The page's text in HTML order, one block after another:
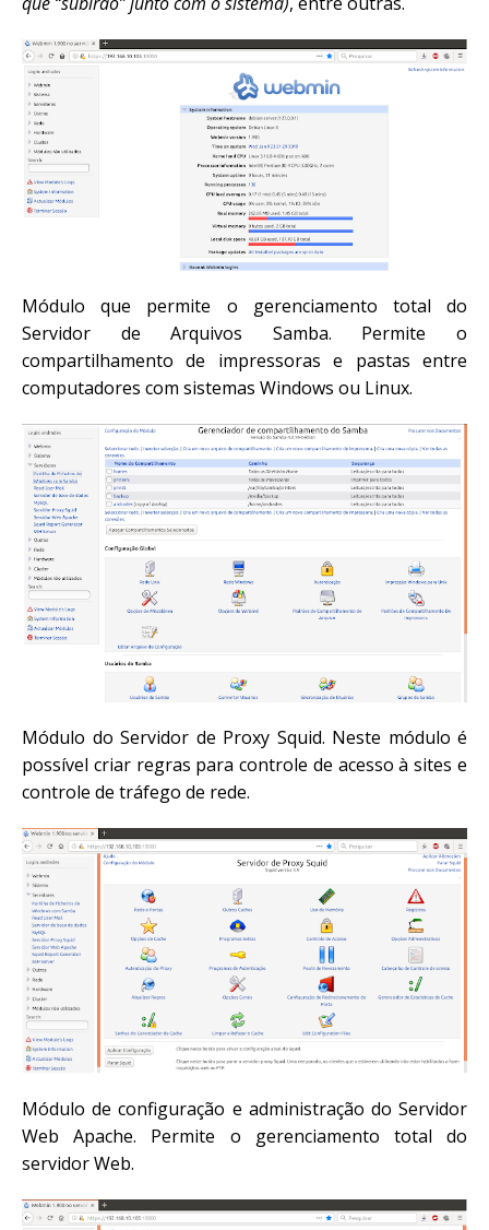
Módulo que permite o gerenciamento total do
Servidor de Arquivos Samba. Permite o
compartilhamento de impressoras e pastas entre
computadores com sistemas Windows ou Linux.
Módulo do Servidor de Proxy Squid. Neste módulo é
possível criar regras para controle de acesso à sites e
controle de tráfego de rede.
Módulo de configuração e administração do Servidor
Web Apache. Permite o gerenciamento total do
servidor Web.